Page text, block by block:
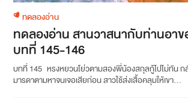
ทดลองอ่าน
ทดลองอ่าน สานวาสนากับท่านอา
บทที่ 145-146
บทที่ 145 หรงหยวนโย่วตามสองพี่น้องสกุลกู้ไปไม่ทัน ก
มารดาตามหาจนเจอเสียก่อน สาวใช้ส่งเสื้อคลุมให้เขา...